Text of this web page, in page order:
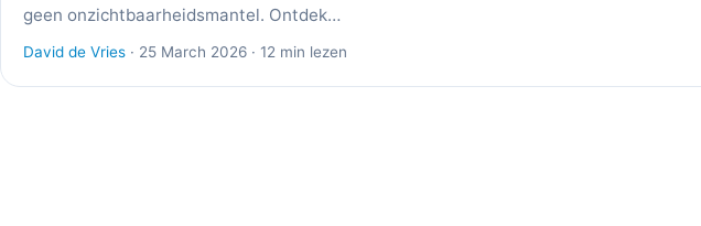
geen onzichtbaarheidsmantel. Ontdek…
David de Vries · 25 March 2026 · 12 min lezen